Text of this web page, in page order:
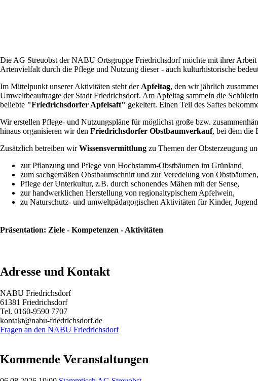
Die AG Streuobst der NABU Ortsgruppe Friedrichsdorf möchte mit ihrer Arbeit
Artenvielfalt durch die Pflege und Nutzung dieser - auch kulturhistorische
Im Mittelpunkt unserer Aktivitäten steht der Apfeltag, den wir jährlich
Umweltbeauftragte der Stadt Friedrichsdorf. Am Apfeltag sammeln die
beliebte "Friedrichsdorfer Apfelsaft" gekeltert. Einen Teil des Saftes
Wir erstellen Pflege- und Nutzungspläne für möglichst große bzw.
hinaus organisieren wir den Friedrichsdorfer Obstbaumverkauf, bei dem die
Zusätzlich betreiben wirWissensvermittlung zu Themen der Obsterzeugung
zur Pflanzung und Pflege von Hochstamm-Obstbäumen im Grünland
zum sachgemäßen Obstbaumschnitt und zur Veredelung von Obstbäumen,
Pflege der Unterkultur, z.B. durch schonendes Mähen mit der Sense,
zur handwerklichen Herstellung von regionaltypischem Apfelwein,
zu Naturschutz- und umweltpädagogischen Aktivitäten für Kinder,
Präsentation: Ziele - Kompetenzen - Aktivitäten
Adresse und Kontakt
NABU Friedrichsdorf
61381 Friedrichsdorf
Tel. 0160-9590 7707
kontakt@nabu-friedrichsdorf.de
Fragen an den NABU Friedrichsdorf
Kommende Veranstaltungen